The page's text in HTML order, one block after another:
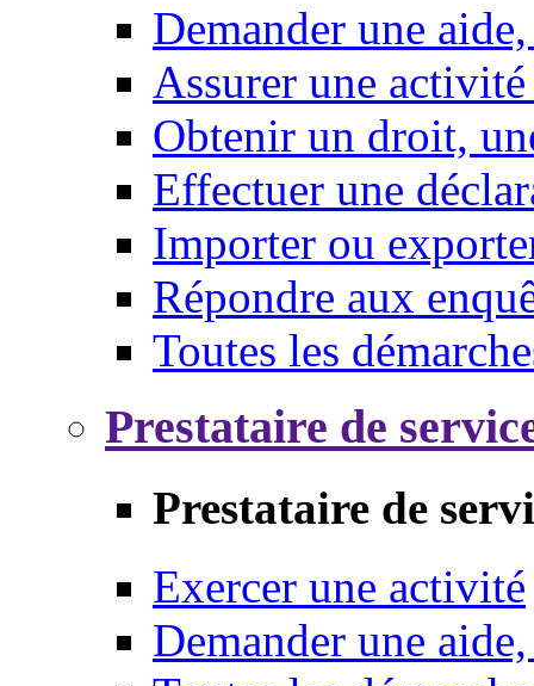
Demander une
Assurer une
Obtenir un droit,
Effectuer une
Importer ou
Répondre aux
Toutes les
Prestataire de
Prestataire de
Exercer une activité
Demander une